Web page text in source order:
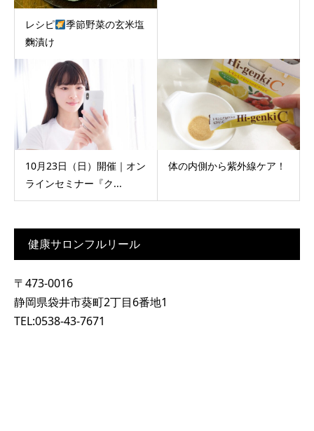
レシピ
季節野菜の玄米塩
麴漬け
10月23日（日）開催｜オン
ラインセミナー『ク...
体の内側から紫外線ケア！
健康サロンフルリール
〒473-0016
静岡県袋井市葵町2丁目6番地1
TEL:0538-43-7671